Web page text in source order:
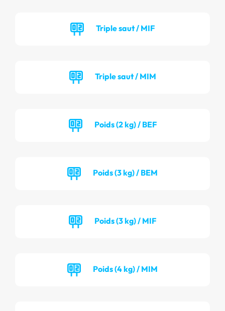
Triple saut / MIF
Triple saut / MIM
Poids (2 kg) / BEF
Poids (3 kg) / BEM
Poids (3 kg) / MIF
Poids (4 kg) / MIM